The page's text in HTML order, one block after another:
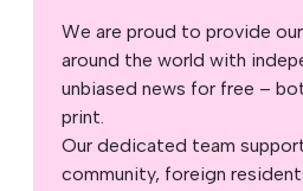
We are proud to provide
around the world with
unbiased news for free –
print.
Our dedicated team
community, foreign